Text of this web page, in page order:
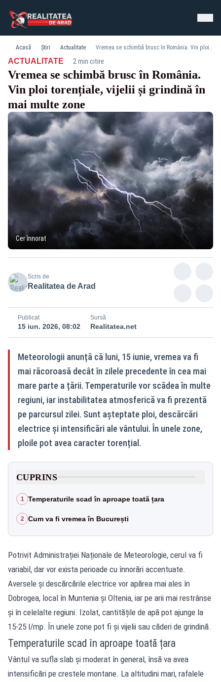
Acasă Știri Actualitate Vremea se schimbă brusc în România. Vin ploi torențiale, vijelii și grindină în mai multe zone
ACTUALITATE· 2 min citire
Vremea se schimbă brusc în România.
Vin ploi torențiale, vijelii și grindină în
mai multe zone
Cer înnorat
Scris de
Realitatea de Arad
Publicat
15 iun. 2026, 08:02
Sursă
Realitatea.net
Meteorologii anunță că luni, 15 iunie, vremea va fi
mai răcoroasă decât în zilele precedente în cea mai
mare parte a țării. Temperaturile vor scădea în multe
regiuni, iar instabilitatea atmosferică va fi prezentă
pe parcursul zilei. Sunt așteptate ploi, descărcări
electrice și intensificări ale vântului. În unele zone,
ploile pot avea caracter torențial.
CUPRINS
1 Temperaturile scad în aproape toată țara
2 Cum va fi vremea în București
Potrivit Administrației Naționale de Meteorologie, cerul va fi
variabil, dar vor exista perioade cu înnorări accentuate.
Aversele și descărcările electrice vor apărea mai ales în
Dobrogea, local în Muntenia și Oltenia, iar pe arii mai restrânse
și în celelalte regiuni. Izolat, cantitățile de apă pot ajunge la
15-25 l/mp. În unele zone pot fi și vijelii sau căderi de grindină.
Temperaturile scad în aproape toată țara
Vântul va sufla slab și moderat în general, însă va avea
intensificări pe crestele montane. La altitudini mari, rafalele